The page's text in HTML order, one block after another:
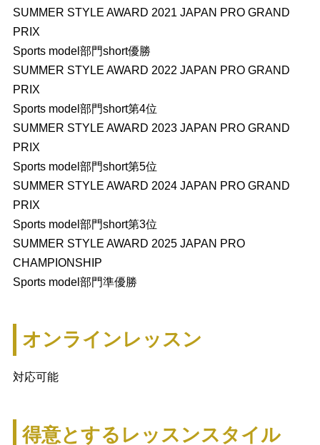
SUMMER STYLE AWARD 2021 JAPAN PRO GRAND
PRIX
Sports model部門short優勝
SUMMER STYLE AWARD 2022 JAPAN PRO GRAND
PRIX
Sports model部門short第4位
SUMMER STYLE AWARD 2023 JAPAN PRO GRAND
PRIX
Sports model部門short第5位
SUMMER STYLE AWARD 2024 JAPAN PRO GRAND
PRIX
Sports model部門short第3位
SUMMER STYLE AWARD 2025 JAPAN PRO
CHAMPIONSHIP
Sports model部門準優勝
オンラインレッスン
対応可能
得意とするレッスンスタイル